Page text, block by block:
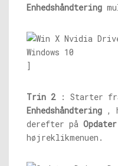
Enhedshåndtering
]
Trin 2: Starter fra
Enhedshåndtering ,
derefter på
højreklikmenuen.